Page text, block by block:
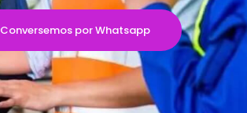
Conversemos por Whatsapp